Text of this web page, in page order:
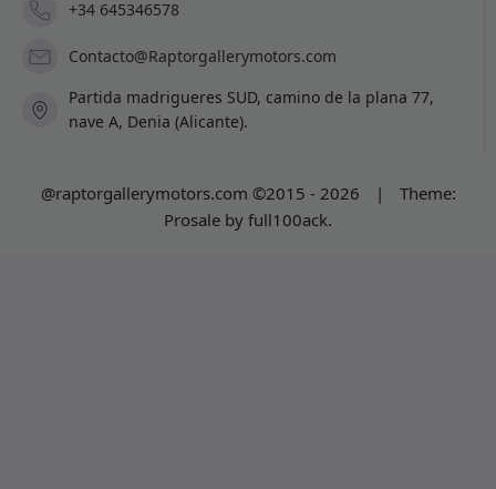
+34 645346578
Contacto@Raptorgallerymotors.com
Partida madrigueres SUD, camino de la plana 77,
nave A, Denia (Alicante).
@raptorgallerymotors.com ©2015 - 2026 |
Theme:
Prosale by full100ack.